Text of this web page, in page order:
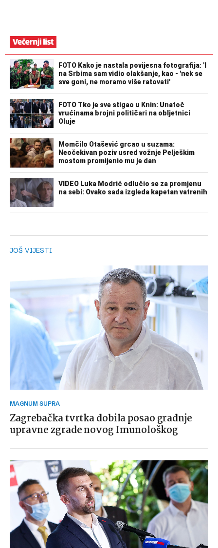
JOŠ VIJESTI
MAGNUM SUPRA
Zagrebačka tvrtka dobila posao gradnje
upravne zgrade novog Imunološkog